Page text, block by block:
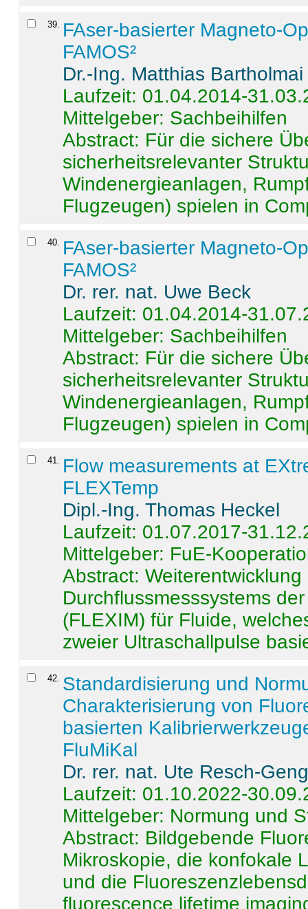
39. FAser-basierter Magneto-
FAMOS²
Dr.-Ing. Matthias Bartholmai
Laufzeit: 01.04.2014-
Mittelgeber: Sachbeihilfen
Abstract: Für die sichere
sicherheitsrelevanter
Windenergieanlagen,
Flugzeugen) spielen in
40. FAser-basierter Magneto-
FAMOS²
Dr. rer. nat. Uwe Beck
Laufzeit: 01.04.2014-
Mittelgeber: Sachbeihilfen
Abstract: Für die sichere
sicherheitsrelevanter
Windenergieanlagen,
Flugzeugen) spielen in
41. Flow measurements at
FLEXTemp
Dipl.-Ing. Thomas Heckel
Laufzeit: 01.07.2017-
Mittelgeber: FuE-
Abstract:
Durchflussmesssystems
(FLEXIM) für Fluide,
zweier Ultraschallpulse
42. Standardisierung und
Charakterisierung von
basierten
FluMiKal
Dr. rer. nat. Ute Resch-
Laufzeit: 01.10.2022-
Mittelgeber: Normung und
Abstract: Bildgebende
Mikroskopie, die konfokale
und die
fluorescence lifetime